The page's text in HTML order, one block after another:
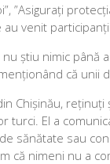
”Asigurați
venit
știu nimic
că unii
Chișinău,
El a
sănătate sau
că nimeni nu a